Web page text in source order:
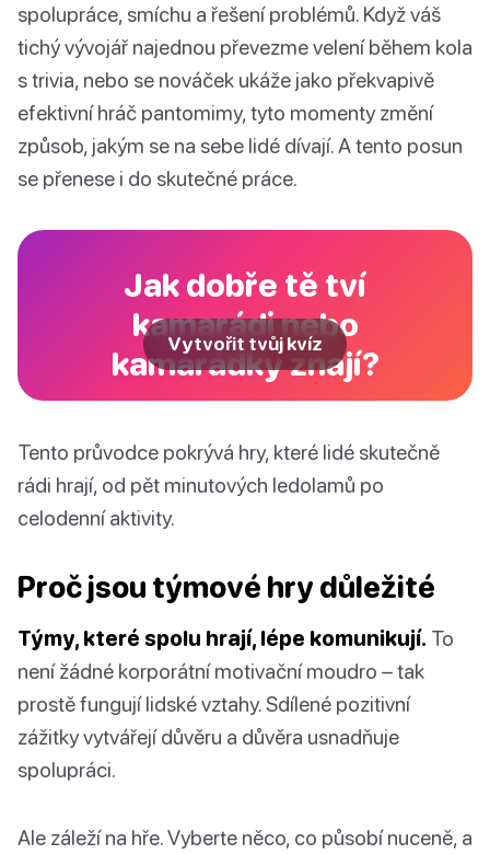
spolupráce, smíchu a řešení problémů. Když váš
tichý vývojář najednou převezme velení během kola
s trivia, nebo se nováček ukáže jako překvapivě
efektivní hráč pantomimy, tyto momenty změní
způsob, jakým se na sebe lidé dívají. A tento posun
se přenese i do skutečné práce.
Jak dobře tě tví
kamarádi nebo
kamarádky znají?
Vytvořit tvůj kvíz
Tento průvodce pokrývá hry, které lidé skutečně
rádi hrají, od pět minutových ledolamů po
celodenní aktivity.
Proč jsou týmové hry důležité
Týmy, které spolu hrají, lépe komunikují. To
není žádné korporátní motivační moudro – tak
prostě fungují lidské vztahy. Sdílené pozitivní
zážitky vytvářejí důvěru a důvěra usnadňuje
spolupráci.
Ale záleží na hře. Vyberte něco, co působí nuceně, a